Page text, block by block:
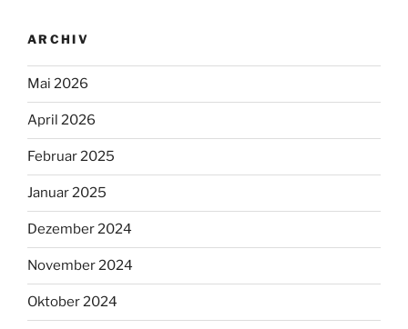
ARCHIV
Mai 2026
April 2026
Februar 2025
Januar 2025
Dezember 2024
November 2024
Oktober 2024